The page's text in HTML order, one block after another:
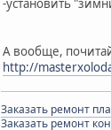
А вообще,
http://
Заказать ремонт
Заказать ремонт